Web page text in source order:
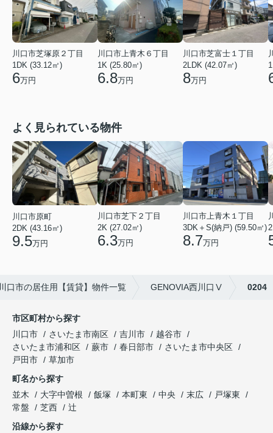
川口市芝塚原２丁目
1DK (33.12㎡)
6万円
川口市上青木６丁目
1K (25.80㎡)
6.8万円
川口市芝富士１丁目
2LDK (42.07㎡)
8万円
よく見られている物件
川口市原町
2DK (43.16㎡)
9.5万円
川口市芝下２丁目
2K (27.02㎡)
6.3万円
川口市上青木１丁目
3DK＋S(納戸) (59.50㎡)
8.7万円
口市の居住用【賃貸】物件一覧 GENOVIA西川口Ⅴ 0204
市区町村から探す
川口市
さいたま市南区 吉川市
越谷市
さいたま市浦和区
蕨市 春日部市
さいたま市中央区
戸田市
草加市
町名から探す
並木
大字中曽根 飯塚 本町東 中央 末広
戸塚東
常盤
芝西
辻
沿線から探す